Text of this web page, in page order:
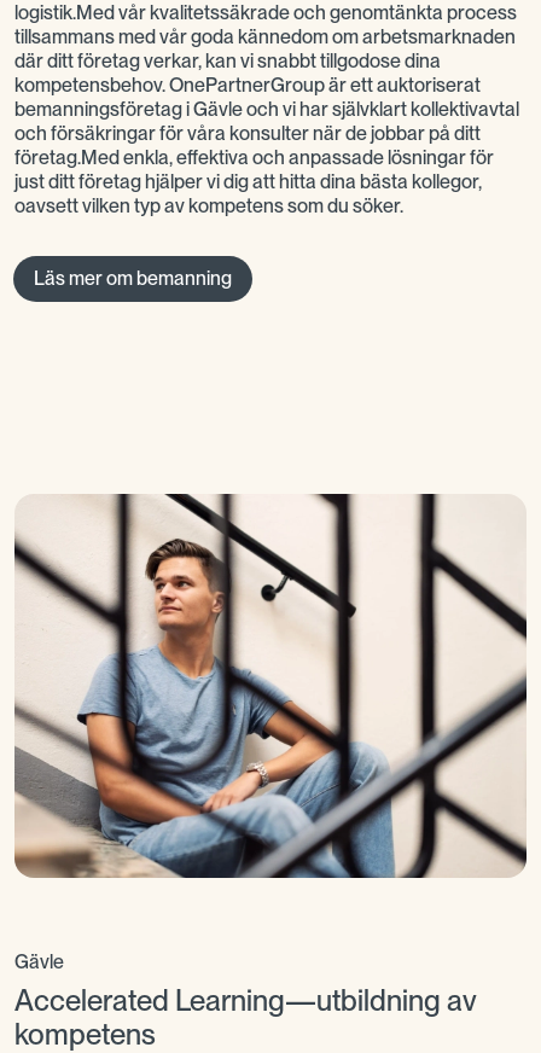
logistik.Med vår kvalitetssäkrade och genomtänkta process
tillsammans med vår goda kännedom om arbetsmarknaden
där ditt företag verkar, kan vi snabbt tillgodose dina
kompetensbehov. OnePartnerGroup är ett auktoriserat
bemanningsföretag i Gävle och vi har självklart kollektivavtal
och försäkringar för våra konsulter när de jobbar på ditt
företag.Med enkla, effektiva och anpassade lösningar för
just ditt företag hjälper vi dig att hitta dina bästa kollegor,
oavsett vilken typ av kompetens som du söker.
Läs mer om bemanning
Gävle
Accelerated Learning—utbildning av
kompetens